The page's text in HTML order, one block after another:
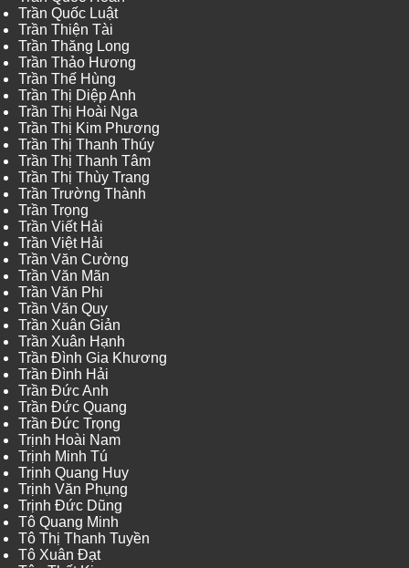
Trần Quốc Luật
Trần Thiện Tài
Trần Thăng Long
Trần Thảo Hương
Trần Thế Hùng
Trần Thị Diệp Anh
Trần Thị Hoài Nga
Trần Thị Kim Phương
Trần Thị Thanh Thúy
Trần Thị Thanh Tâm
Trần Thị Thùy Trang
Trần Trường Thành
Trần Trọng
Trần Viết Hải
Trần Việt Hải
Trần Văn Cường
Trần Văn Mãn
Trần Văn Phi
Trần Văn Quy
Trần Xuân Giản
Trần Xuân Hạnh
Trần Đình Gia Khương
Trần Đình Hải
Trần Đức Anh
Trần Đức Quang
Trần Đức Trọng
Trịnh Hoài Nam
Trịnh Minh Tú
Trịnh Quang Huy
Trịnh Văn Phụng
Trịnh Đức Dũng
Tô Quang Minh
Tô Thị Thanh Tuyền
Tô Xuân Đạt